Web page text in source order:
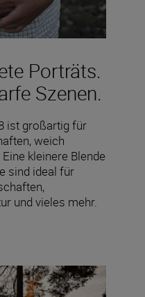
Porträts.
Szenen.
ist großartig für
weich
kleinere Blende
sind ideal für
und vieles mehr.